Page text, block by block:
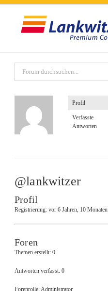
Zum
Profil
Verfasste
Antworten
@lankwitzer
Profil
Registrierung: vor 6 Jahren, 10 Monaten
Foren
Themen erstellt: 0
Antworten verfasst: 0
Forenrolle: Administrator